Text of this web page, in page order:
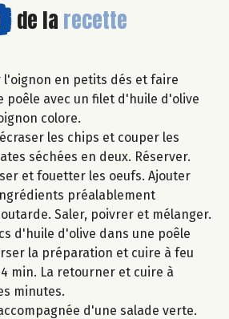
de la recette
l'oignon en petits dés et faire
poêle avec un filet d'huile d'olive
colore.
les chips et couper les
séchées en deux. Réserver.
et fouetter les oeufs. Ajouter
préalablement
Saler, poivrer et mélanger.
d'huile d'olive dans une poêle
la préparation et cuire à feu
min. La retourner et cuire à
minutes.
d'une salade verte.